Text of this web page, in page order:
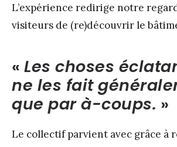
L’expérience redirige notre
visiteurs de (re)découvrir le
« Les choses
ne les fait
que par à-coups. »
Le collectif parvient avec grâce à